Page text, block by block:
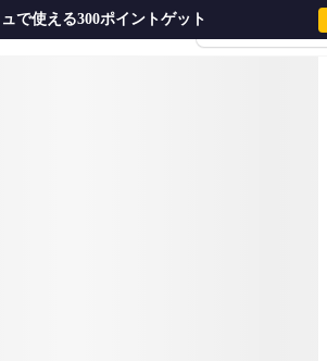
会員登録・ログイ
で使える300ポイントゲット